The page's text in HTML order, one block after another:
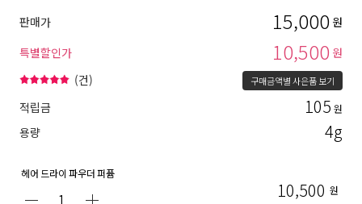
판매가 15,000 원
특별할인가
10,500 원
(건) 구매금액별 사은품 보기
적립금 105 원
용량 4g
헤어 드라이 파우더 퍼퓸
10,500 원